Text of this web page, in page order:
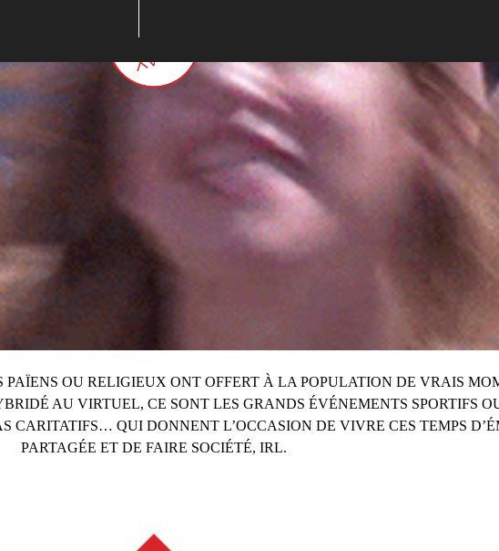
OU RELIGIEUX ONT OFFERT À LA POPULATION DE VRAIS
AU VIRTUEL, CE SONT LES GRANDS ÉVÉNEMENTS SPORTIFS
CARITATIFS… QUI DONNENT L’OCCASION DE VIVRE CES TEMPS
PARTAGÉE ET DE FAIRE SOCIÉTÉ, IRL.